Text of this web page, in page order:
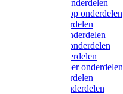
Hauptner onderdelen
Lister/Liscop onderdelen
Eider onderdelen
Heiniger onderdelen
Constanta onderdelen
Moser onderdelen
Farm Clipper onderdelen
Oster onderdelen
TailWell onderdelen